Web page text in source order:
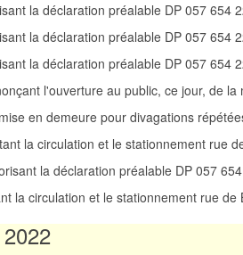
la déclaration préalable DP 057 654
la déclaration préalable DP 057 654
la déclaration préalable DP 057 654
l'ouverture au public, ce jour, de
en demeure pour divagations
la circulation et le stationnement rue
la déclaration préalable DP 057
la circulation et le stationnement rue de